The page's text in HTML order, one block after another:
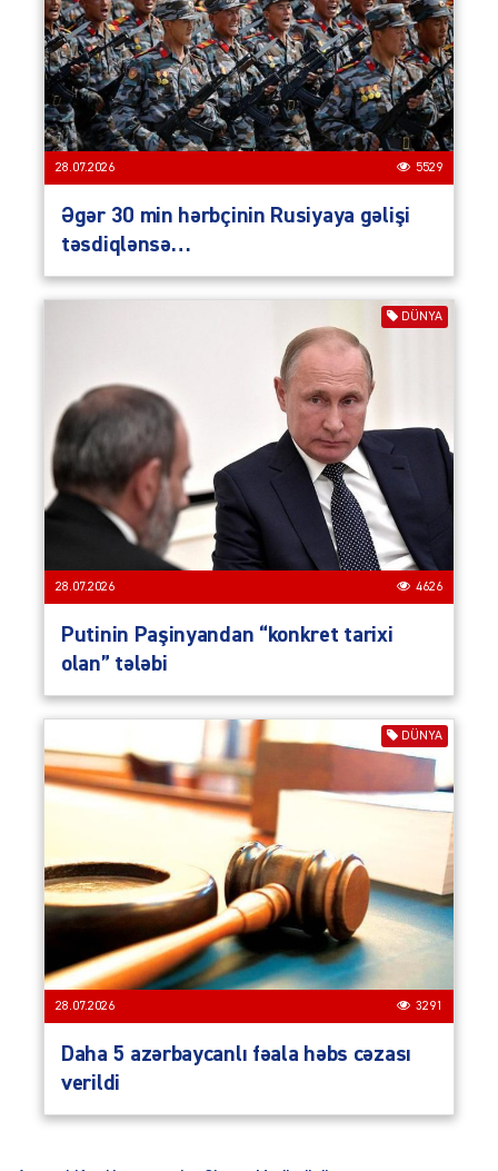
28.07.2026 5529
Əgər 30 min hərbçinin Rusiyaya gəlişi
təsdiqlənsə…
DÜNYA
28.07.2026 4626
Putinin Paşinyandan “konkret tarixi
olan” tələbi
DÜNYA
28.07.2026 3291
Daha 5 azərbaycanlı fəala həbs cəzası
verildi